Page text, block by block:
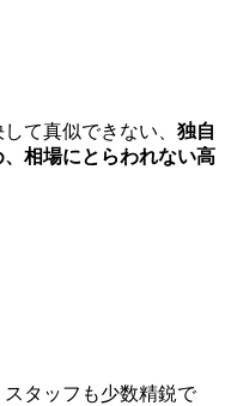
て真似できない、 独自
相場にとらわれない高
タッフも少数精鋭で